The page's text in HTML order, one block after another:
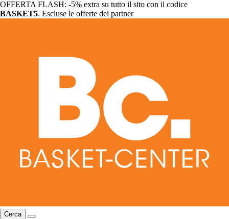
OFFERTA FLASH: -5% extra su tutto il sito con il codice
BASKET5. Escluse le offerte dei partner
Cerca